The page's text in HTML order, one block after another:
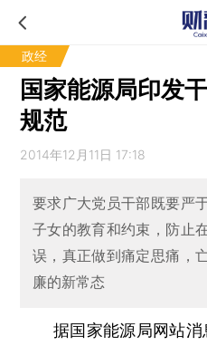
政经
国家能源局印发
规范
2014年12月11日 17:18
要求广大党员干部既要严
子女的教育和约束，防止
误，真正做到痛定思痛，
廉的新常态
据国家能源局网站消